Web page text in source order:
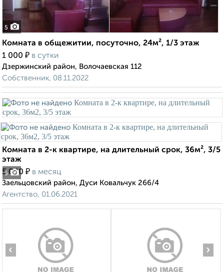
5
Комната в общежитии, посуточно, 24м², 1/3 этаж
1 000 ₽ в сутки
Дзержинский район, Волочаевская 112
Собственник, 08.11.2022
5
Комната в 2-к квартире, на длительный срок, 36м², 3/5
этаж
5 000 ₽ в месяц
Заельцовский район, Дуси Ковальчук 266/4
Агентство, 01.06.2021
‹ ›